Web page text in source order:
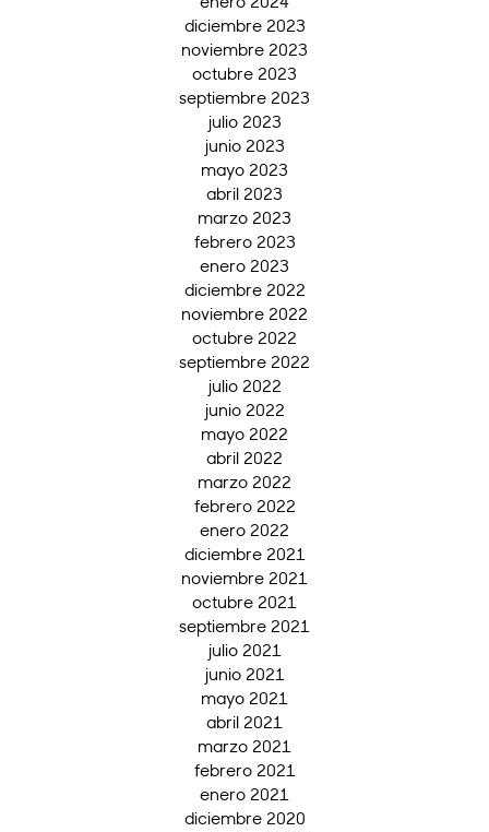
diciembre 2023
noviembre 2023
octubre 2023
septiembre 2023
julio 2023
junio 2023
mayo 2023
abril 2023
marzo 2023
febrero 2023
enero 2023
diciembre 2022
noviembre 2022
octubre 2022
septiembre 2022
julio 2022
junio 2022
mayo 2022
abril 2022
marzo 2022
febrero 2022
enero 2022
diciembre 2021
noviembre 2021
octubre 2021
septiembre 2021
julio 2021
junio 2021
mayo 2021
abril 2021
marzo 2021
febrero 2021
enero 2021
diciembre 2020